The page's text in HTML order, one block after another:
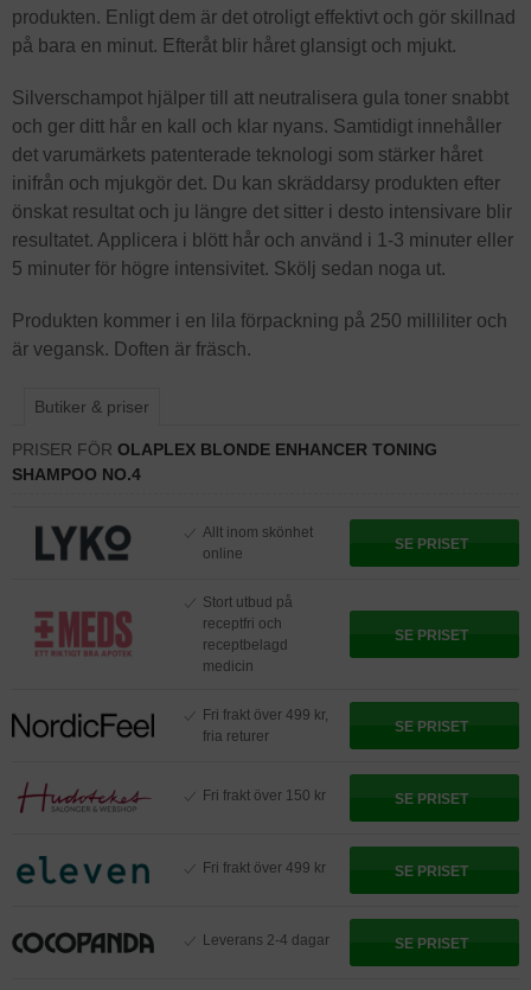
produkten. Enligt dem är det otroligt effektivt och gör skillnad
på bara en minut. Efteråt blir håret glansigt och mjukt.
Silverschampot hjälper till att neutralisera gula toner snabbt
och ger ditt hår en kall och klar nyans. Samtidigt innehåller
det varumärkets patenterade teknologi som stärker håret
inifrån och mjukgör det. Du kan skräddarsy produkten efter
önskat resultat och ju längre det sitter i desto intensivare blir
resultatet. Applicera i blött hår och använd i 1-3 minuter eller
5 minuter för högre intensivitet. Skölj sedan noga ut.
Produkten kommer i en lila förpackning på 250 milliliter och
är vegansk. Doften är fräsch.
Butiker & priser
PRISER FÖR OLAPLEX BLONDE ENHANCER TONING
SHAMPOO NO.4
Allt inom skönhet
online
SE PRISET
Stort utbud på
receptfri och
receptbelagd
medicin
SE PRISET
Fri frakt över 499 kr,
fria returer
SE PRISET
Fri frakt över 150 kr SE PRISET
Fri frakt över 499 kr SE PRISET
Leverans 2-4 dagar SE PRISET